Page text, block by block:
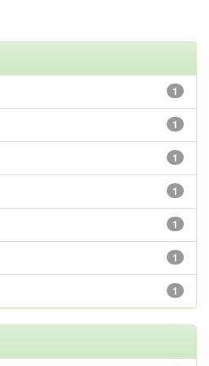
1
1
1
1
1
1
1